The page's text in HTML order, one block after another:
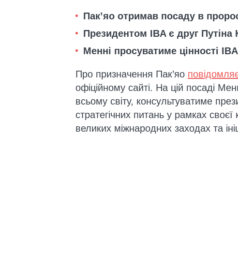
Пак’яо отримав посаду в
Президентом IBA є друг Путіна
Менні просуватиме цінності IBA
Про призначення Пак’яо
офіційному сайті. На цій посаді
всьому світу, консультуватиме
стратегічних питань у рамках
великих міжнародних заходах та